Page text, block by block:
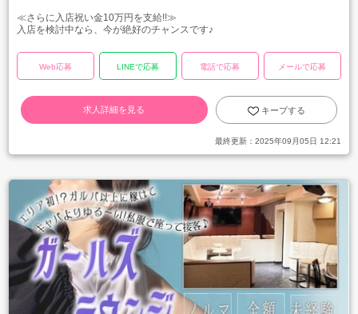
≪さらに入店祝い金10万円を支給!!≫
入店を検討中なら、今が絶好のチャンスです♪
Web応募 LINEで応募 電話で応募 メールで応募
求人詳細を見る キープする
最終更新： 2025年09月05日 12:21